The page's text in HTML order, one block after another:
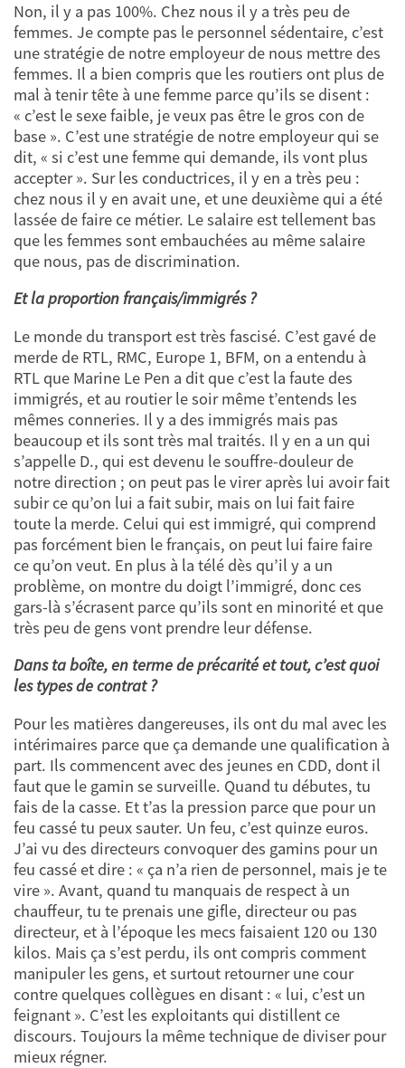
Non, il y a pas 100%. Chez nous il y a très peu de
femmes. Je compte pas le personnel sédentaire, c’est
une stratégie de notre employeur de nous mettre des
femmes. Il a bien compris que les routiers ont plus de
mal à tenir tête à une femme parce qu’ils se disent :
« c’est le sexe faible, je veux pas être le gros con de
base ». C’est une stratégie de notre employeur qui se
dit, « si c’est une femme qui demande, ils vont plus
accepter ». Sur les conductrices, il y en a très peu :
chez nous il y en avait une, et une deuxième qui a été
lassée de faire ce métier. Le salaire est tellement bas
que les femmes sont embauchées au même salaire
que nous, pas de discrimination.
Et la proportion français/immigrés ?
Le monde du transport est très fascisé. C’est gavé de
merde de RTL, RMC, Europe 1, BFM, on a entendu à
RTL que Marine Le Pen a dit que c’est la faute des
immigrés, et au routier le soir même t’entends les
mêmes conneries. Il y a des immigrés mais pas
beaucoup et ils sont très mal traités. Il y en a un qui
s’appelle D., qui est devenu le souffre-douleur de
notre direction ; on peut pas le virer après lui avoir fait
subir ce qu’on lui a fait subir, mais on lui fait faire
toute la merde. Celui qui est immigré, qui comprend
pas forcément bien le français, on peut lui faire faire
ce qu’on veut. En plus à la télé dès qu’il y a un
problème, on montre du doigt l’immigré, donc ces
gars-là s’écrasent parce qu’ils sont en minorité et que
très peu de gens vont prendre leur défense.
Dans ta boîte, en terme de précarité et tout, c’est quoi
les types de contrat ?
Pour les matières dangereuses, ils ont du mal avec les
intérimaires parce que ça demande une qualification à
part. Ils commencent avec des jeunes en CDD, dont il
faut que le gamin se surveille. Quand tu débutes, tu
fais de la casse. Et t’as la pression parce que pour un
feu cassé tu peux sauter. Un feu, c’est quinze euros.
J’ai vu des directeurs convoquer des gamins pour un
feu cassé et dire : « ça n’a rien de personnel, mais je te
vire ». Avant, quand tu manquais de respect à un
chauffeur, tu te prenais une gifle, directeur ou pas
directeur, et à l’époque les mecs faisaient 120 ou 130
kilos. Mais ça s’est perdu, ils ont compris comment
manipuler les gens, et surtout retourner une cour
contre quelques collègues en disant : « lui, c’est un
feignant ». C’est les exploitants qui distillent ce
discours. Toujours la même technique de diviser pour
mieux régner.